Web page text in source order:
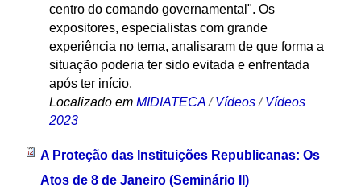
centro do comando governamental". Os
expositores, especialistas com grande
experiência no tema, analisaram de que forma a
situação poderia ter sido evitada e enfrentada
após ter início.
Localizado em MIDIATECA /Vídeos /Vídeos
2023
A Proteção das Instituições Republicanas: Os
Atos de 8 de Janeiro (Seminário II)